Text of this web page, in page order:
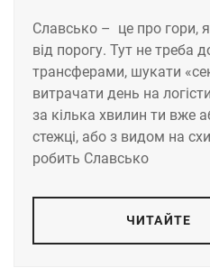
Славсько – це про гори,
від порогу. Тут не треба
трансферами, шукати
витрачати день на
за кілька хвилин ти вже
стежці, або з видом на
робить Славсько
ЧИТАЙТЕ